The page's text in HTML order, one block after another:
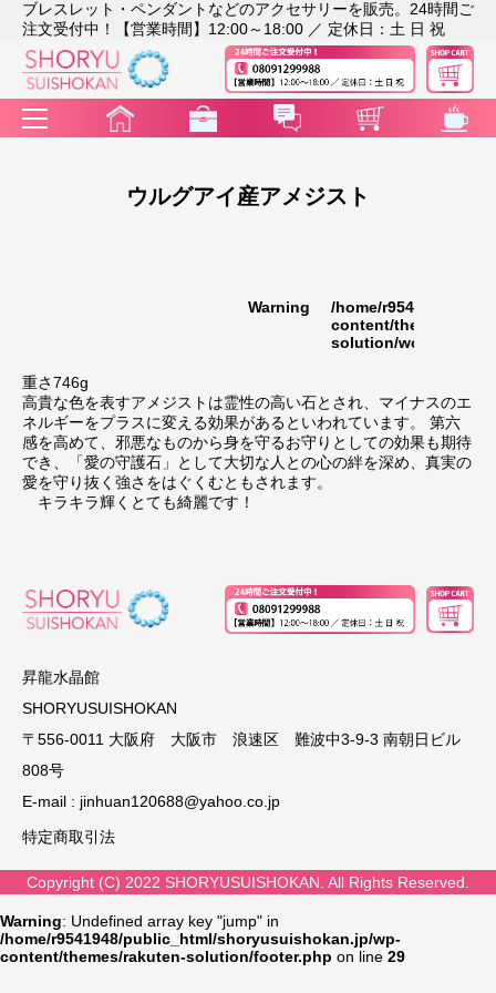
ブレスレット・ペンダントなどのアクセサリーを販売。24時間ご
注文受付中！【営業時間】12:00～18:00 ／ 定休日：土 日 祝
ウルグアイ産アメジスト
Warning
/home/r9541948/
content/themes/
solution/
重さ746g
高貴な色を表すアメジストは霊性の高い石とされ、マイナスのエ
ネルギーをプラスに変える効果があるといわれています。 第六
感を高めて、邪悪なものから身を守るお守りとしての効果も期待
でき、「愛の守護石」として大切な人との心の絆を深め、真実の
愛を守り抜く強さをはぐくむともされます。
キラキラ輝くとても綺麗です！
昇龍水晶館
SHORYUSUISHOKAN
〒556-0011 大阪府 大阪市 浪速区 難波中3-9-3 南朝日ビル
808号
E-mail : jinhuan120688@yahoo.co.jp
特定商取引法
Copyright (C) 2022 SHORYUSUISHOKAN. All Rights Reserved.
Warning: Undefined array key "jump" in
/home/r9541948/public_html/shoryusuishokan.jp/wp-
content/themes/rakuten-solution/footer.php on line 29